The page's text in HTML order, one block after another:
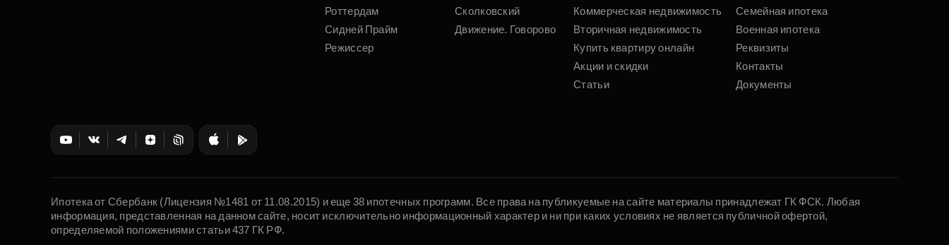
Роттердам
Сидней Прайм
Режиссер
Сколковский
Движение. Говорово
Коммерческая недвижимость
Вторичная недвижимость
Купить квартиру онлайн
Акции и скидки
Статьи
Семейная ипотека
Военная ипотека
Реквизиты
Контакты
Документы
Ипотека от Сбербанк (Лицензия №1481 от 11.08.2015) и еще 38 ипотечных программ. Все права на публикуемые на сайте материалы принадлежат ГК ФСК. Любая
информация, представленная на данном сайте, носит исключительно информационный характер и ни при каких условиях не является публичной офертой,
определяемой положениями статьи 437 ГК РФ.